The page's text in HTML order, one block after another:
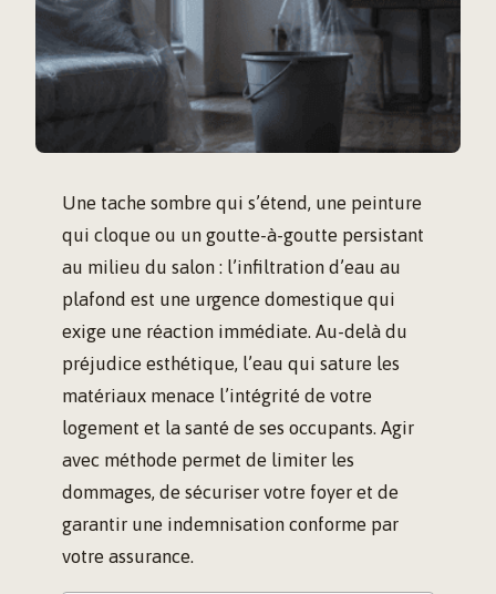
Une tache sombre qui s’étend, une peinture
qui cloque ou un goutte-à-goutte persistant
au milieu du salon : l’infiltration d’eau au
plafond est une urgence domestique qui
exige une réaction immédiate. Au-delà du
préjudice esthétique, l’eau qui sature les
matériaux menace l’intégrité de votre
logement et la santé de ses occupants. Agir
avec méthode permet de limiter les
dommages, de sécuriser votre foyer et de
garantir une indemnisation conforme par
votre assurance.